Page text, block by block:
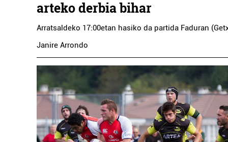
arteko derbia bihar
Arratsaldeko 17:00etan hasiko da partida Faduran
Janire Arrondo